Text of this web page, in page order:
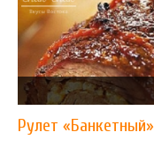
Рулет «Банкетный»